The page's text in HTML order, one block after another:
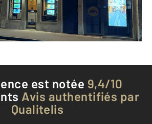
Envoyer un message
Téléphoner à l'agence
est notée 9,4/10
Avis authentifiés par
Qualitelis